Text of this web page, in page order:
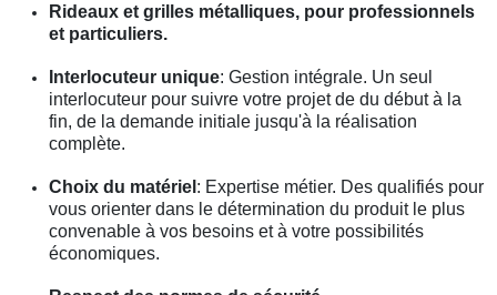
Rideaux et grilles métalliques, pour professionnels
et particuliers.
Interlocuteur unique: Gestion intégrale. Un seul
interlocuteur pour suivre votre projet de du début à la
fin, de la demande initiale jusqu'à la réalisation
complète.
Choix du matériel : Expertise métier. Des qualifiés pour
vous orienter dans le détermination du produit le plus
convenable à vos besoins et à votre possibilités
économiques.